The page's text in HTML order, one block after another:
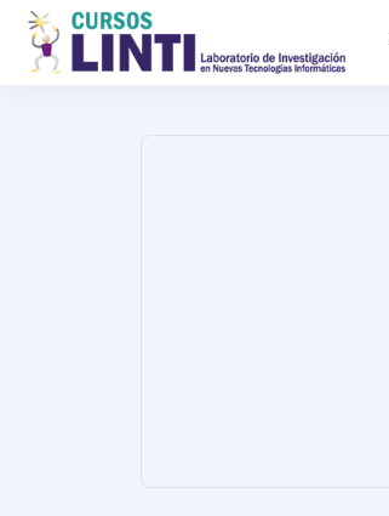
Salta al contenido principal